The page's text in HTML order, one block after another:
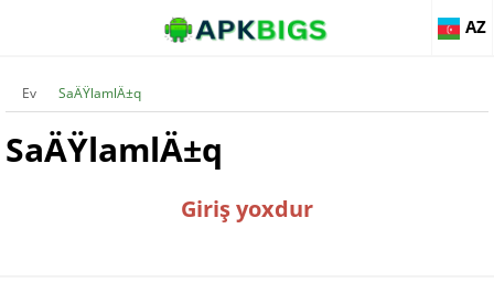
AZ
Ev SaÄŸlamlÄ±q
SaÄŸlamlÄ±q
Giriş yoxdur